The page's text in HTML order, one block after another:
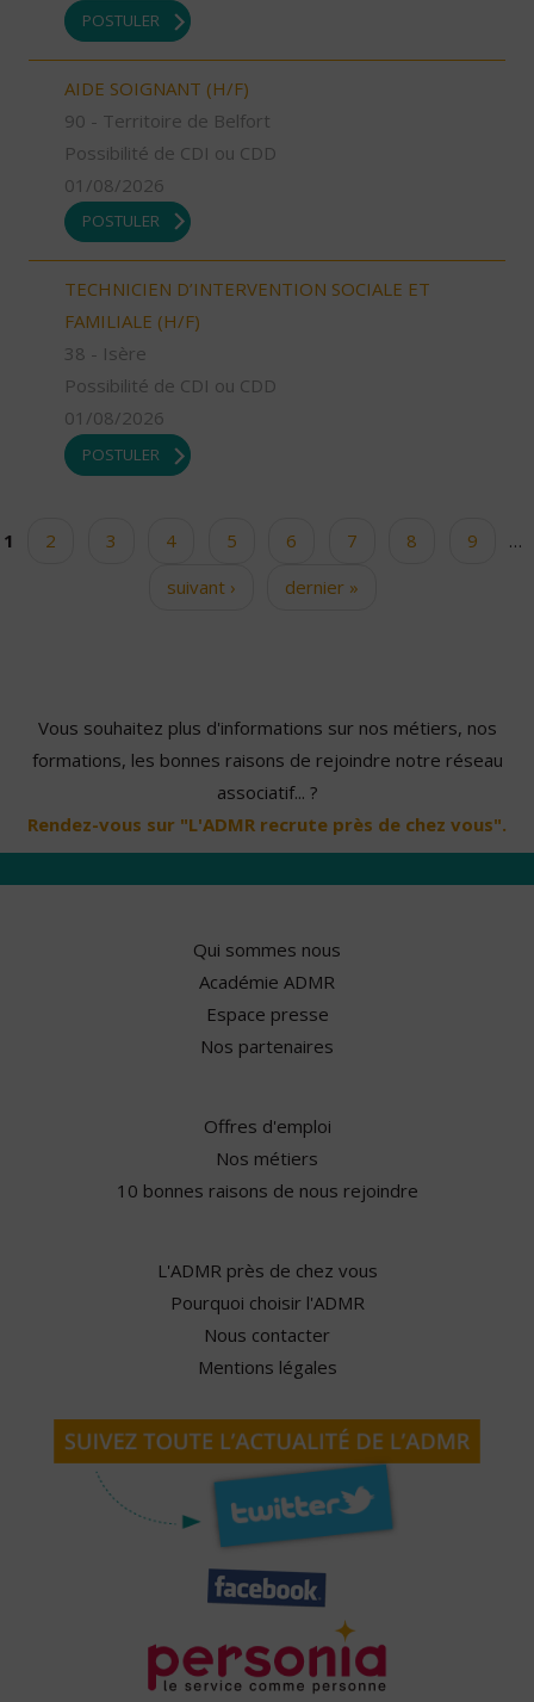
POSTULER
AIDE SOIGNANT (H/F)
90 - Territoire de Belfort
Possibilité de CDI ou CDD
01/08/2026
POSTULER
TECHNICIEN D’INTERVENTION SOCIALE ET
FAMILIALE (H/F)
38 - Isère
Possibilité de CDI ou CDD
01/08/2026
POSTULER
Pages
1 2 3 4 5 6 7 8 9
…
suivant ›
dernier »
Vous souhaitez plus d'informations sur nos métiers, nos
formations, les bonnes raisons de rejoindre notre réseau
associatif... ?
Rendez-vous sur "L'ADMR recrute près de chez vous".
Qui sommes nous
Académie ADMR
Espace presse
Nos partenaires
Offres d'emploi
Nos métiers
10 bonnes raisons de nous rejoindre
L'ADMR près de chez vous
Pourquoi choisir l'ADMR
Nous contacter
Mentions légales